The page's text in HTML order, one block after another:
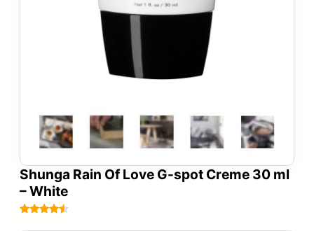
Shunga Rain Of Love G-spot Creme 30 ml
– White